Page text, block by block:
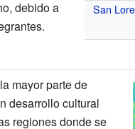
San
debido a
mayor parte de
desarrollo cultural
regiones donde se